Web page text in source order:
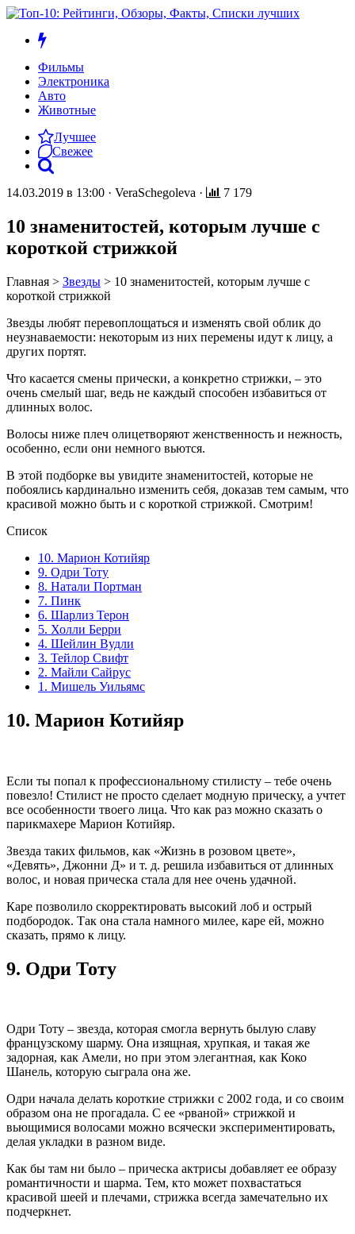
Фильмы
Электроника
Авто
Животные
Лучшее
Свежее
14.03.2019 в 13:00 · VeraSchegoleva · 7 179
10 знаменитостей, которым лучше с
короткой стрижкой
Главная > Звезды > 10 знаменитостей, которым лучше с
короткой стрижкой
Звезды любят перевоплощаться и изменять свой облик до
неузнаваемости: некоторым из них перемены идут к лицу, а
других портят.
Что касается смены прически, а конкретно стрижки, – это
очень смелый шаг, ведь не каждый способен избавиться от
длинных волос.
Волосы ниже плеч олицетворяют женственность и нежность,
особенно, если они немного вьются.
В этой подборке вы увидите знаменитостей, которые не
побоялись кардинально изменить себя, доказав тем самым, что
красивой можно быть и с короткой стрижкой. Смотрим!
Список
10. Марион Котийяр
9. Одри Тоту
8. Натали Портман
7. Пинк
6. Шарлиз Терон
5. Холли Берри
4. Шейлин Вудли
3. Тейлор Свифт
2. Майли Сайрус
1. Мишель Уильямс
10. Марион Котийяр
Если ты попал к профессиональному стилисту – тебе очень
повезло! Стилист не просто сделает модную прическу, а учтет
все особенности твоего лица. Что как раз можно сказать о
парикмахере Марион Котийяр.
Звезда таких фильмов, как «Жизнь в розовом цвете»,
«Девять», Джонни Д» и т. д. решила избавиться от длинных
волос, и новая прическа стала для нее очень удачной.
Каре позволило скорректировать высокий лоб и острый
подбородок. Так она стала намного милее, каре ей, можно
сказать, прямо к лицу.
9. Одри Тоту
Одри Тоту – звезда, которая смогла вернуть былую славу
французскому шарму. Она изящная, хрупкая, и такая же
задорная, как Амели, но при этом элегантная, как Коко
Шанель, которую сыграла она же.
Одри начала делать короткие стрижки с 2002 года, и со своим
образом она не прогадала. С ее «рваной» стрижкой и
вьющимися волосами можно всячески экспериментировать,
делая укладки в разном виде.
Как бы там ни было – прическа актрисы добавляет ее образу
романтичности и шарма. Тем, кто может похвастаться
красивой шеей и плечами, стрижка всегда замечательно их
подчеркнет.